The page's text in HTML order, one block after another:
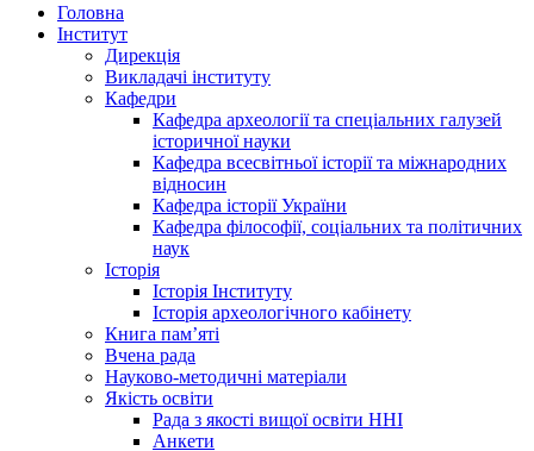
Головна
Інститут
Дирекція
Викладачі інституту
Кафедри
Кафедра археології та спеціальних галузей
історичної науки
Кафедра всесвітньої історії та міжнародних
відносин
Кафедра історії України
Кафедра філософії, соціальних та політичних
наук
Історія
Історія Інституту
Історія археологічного кабінету
Книга памʼяті
Вчена рада
Науково-методичні матеріали
Якість освіти
Рада з якості вищої освіти ННІ
Анкети